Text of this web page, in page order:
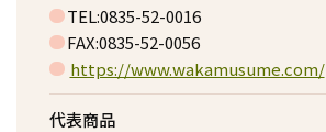
TEL:0835-52-0016
FAX:0835-52-0056
https://www.wakamusume.com/
代表商品